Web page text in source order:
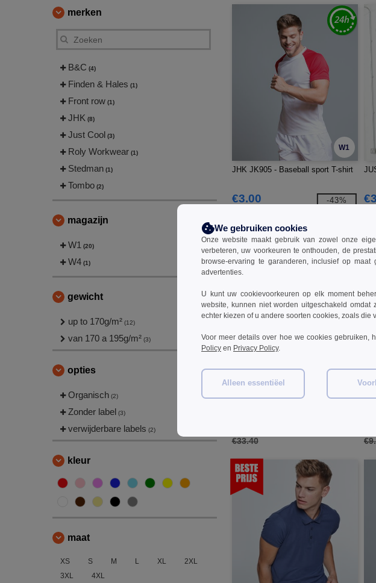
merken
B&C (4)
Finden & Hales (1)
Front row (1)
JHK (8)
Just Cool (3)
Roly Workwear (1)
Stedman (1)
Tombo (2)
magazijn
W1 (20)
W4 (1)
gewicht
up to 170g/m² (12)
van 170 a 195g/m² (3)
opties
Organisch (2)
Zonder label (3)
verwijderbare labels (2)
kleur
maat
XS S M L XL
2XL
3XL
4XL
W1
JHK JK905 - Baseball sport T-shirt
€3.00 -43%
Tombo TL563 - Dames Top met
€33.40
We gebruiken cookies
Onze website maakt gebruik van zowel onze
verbeteren, uw voorkeuren te onthouden, de
browse-ervaring te garanderen, inclusief op
advertenties.
U kunt uw cookievoorkeuren op elk moment
website, kunnen niet worden uitgeschakeld
echter kiezen of u andere soorten cookies, zoals die
Voor meer details over hoe we cookies gebruiken,
Policy en Privacy Policy.
Alleen essentiëel